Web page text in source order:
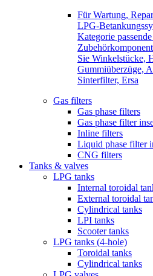
Für Wartung,
LPG-
Kategorie
Sie Winkelstücke,
Gummiüberzüge,
Sinterfilter, Ersa
Gas filters
Gas phase filters
Gas phase filter
Inline filters
Liquid phase filter
CNG filters
Tanks & valves
LPG tanks
Internal toroidal
External toroidal
Cylindrical tanks
LPI tanks
Scooter tanks
LPG tanks (4-hole)
Toroidal tanks
Cylindrical tanks